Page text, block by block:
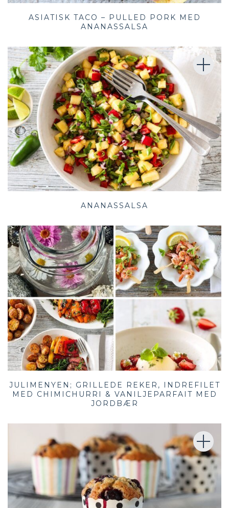
ASIATISK TACO – PULLED PORK MED
ANANASSALSA
ANANASSALSA
JULIMENYEN; GRILLEDE REKER, INDREFILET
MED CHIMICHURRI & VANILJEPARFAIT MED
JORDBÆR